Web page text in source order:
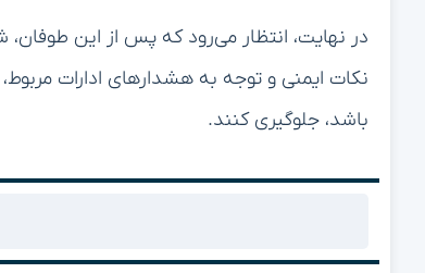
در نهایت، انتظار می‌رود که پس از این طوفان،
نکات ایمنی و توجه به هشدارهای ادارات
باشد، جلوگیری کنند.